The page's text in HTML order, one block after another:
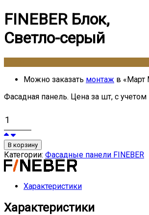
FINEBER Блок,
Светло-серый
Можно заказать монтаж в «Март
Фасадная панель. Цена за шт, с
В корзину
Категории: Фасадные панели FINEBER
Характеристики
Характеристики